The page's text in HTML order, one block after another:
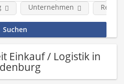
Unternehmen Region
Einkauf / Logistik in